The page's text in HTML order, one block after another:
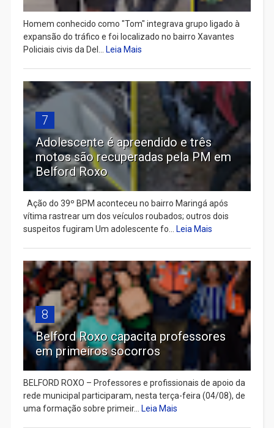
Homem conhecido como "Tom" integrava grupo ligado à
expansão do tráfico e foi localizado no bairro Xavantes
Policiais civis da Del... Leia Mais
7
Adolescente é apreendido e três
motos são recuperadas pela PM em
Belford Roxo
Ação do 39º BPM aconteceu no bairro Maringá após
vítima rastrear um dos veículos roubados; outros dois
suspeitos fugiram Um adolescente fo... Leia Mais
8
Belford Roxo capacita professores
em primeiros socorros
BELFORD ROXO – Professores e profissionais de apoio da
rede municipal participaram, nesta terça-feira (04/08), de
uma formação sobre primeir... Leia Mais